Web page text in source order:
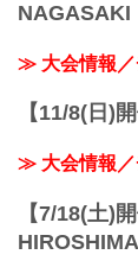
NAGASAKI
≫ 大会情報／
【11/8(日)
≫ 大会情報／
【7/18(土)
HIROSHIMA